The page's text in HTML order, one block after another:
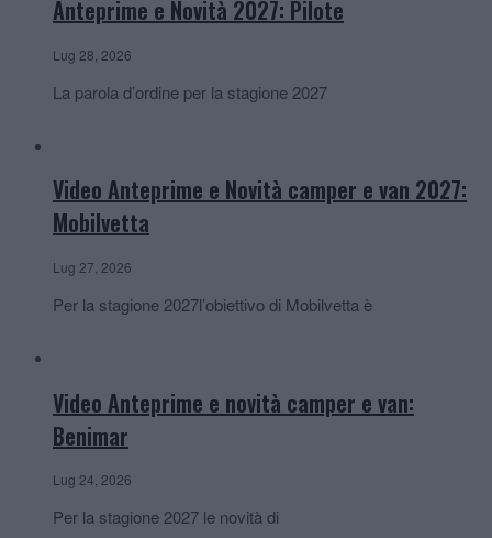
Anteprime e Novità 2027: Pilote
Lug 28, 2026
La parola d’ordine per la stagione 2027
Video Anteprime e Novità camper e van 2027:
Mobilvetta
Lug 27, 2026
Per la stagione 2027l’obiettivo di Mobilvetta è
Video Anteprime e novità camper e van:
Benimar
Lug 24, 2026
Per la stagione 2027 le novità di